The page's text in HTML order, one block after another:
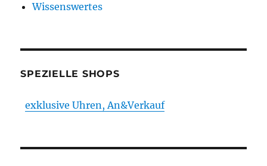
Wissenswertes
SPEZIELLE SHOPS
exklusive Uhren, An&Verkauf